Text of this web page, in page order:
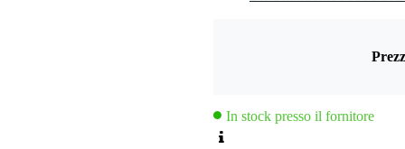
In stock presso il fornitore